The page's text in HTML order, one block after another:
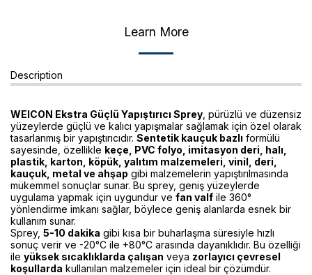
Learn More
Description
WEICON Ekstra Güçlü Yapıştırıcı Sprey , pürüzlü ve düzensiz
yüzeylerde güçlü ve kalıcı yapışmalar sağlamak için özel olarak
tasarlanmış bir yapıştırıcıdır. Sentetik kauçuk bazlı formülü
sayesinde, özellikle keçe, PVC folyo, imitasyon deri, halı,
plastik, karton, köpük, yalıtım malzemeleri, vinil, deri,
kauçuk, metal ve ahşap gibi malzemelerin yapıştırılmasında
mükemmel sonuçlar sunar. Bu sprey, geniş yüzeylerde
uygulama yapmak için uygundur ve fan valf ile 360°
yönlendirme imkanı sağlar, böylece geniş alanlarda esnek bir
kullanım sunar.
Sprey, 5-10 dakika gibi kısa bir buharlaşma süresiyle hızlı
sonuç verir ve -20°C ile +80°C arasında dayanıklıdır. Bu özelliği
ile yüksek sıcaklıklarda çalışan veya zorlayıcı çevresel
koşullarda kullanılan malzemeler için ideal bir çözümdür.